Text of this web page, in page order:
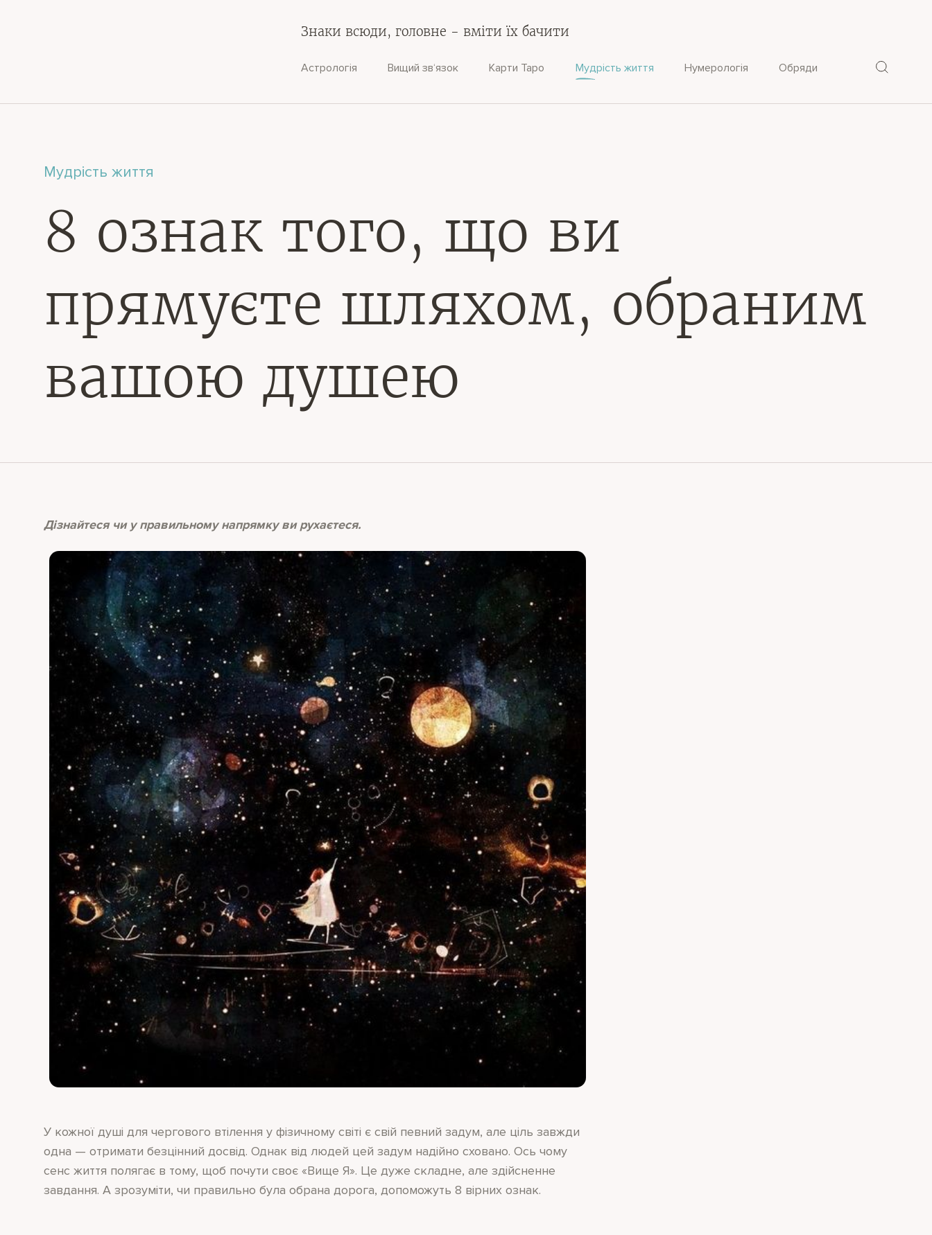
Знаки всюди, головне - вміти їх бачити
Астрологія Вищий зв‘язок Карти Таро Мудрість життя Нумерологія Обряди
Мудрість життя
8 ознак того, що ви
прямуєте шляхом, обраним
вашою душею
Дізнайтеся чи у правильному напрямку ви рухаєтеся.
У кожної душі для чергового втілення у фізичному світі є свій певний задум, але ціль завжди
одна — отримати безцінний досвід. Однак від людей цей задум надійно сховано. Ось чому
сенс життя полягає в тому, щоб почути своє «Вище Я». Це дуже складне, але здійсненне
завдання. А зрозуміти, чи правильно була обрана дорога, допоможуть 8 вірних ознак.